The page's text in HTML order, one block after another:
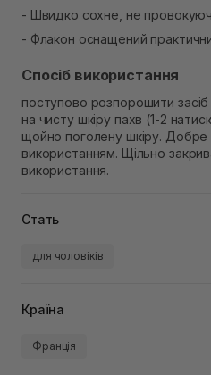
- Швидко сохне, не
- Флакон оснащений
Спосіб використання
поступово розпорошити
на чисту шкіру пахв (1-2
щойно поголену шкіру.
використанням. Щільно
використання.
Стать
для чоловіків
Країна
Франція